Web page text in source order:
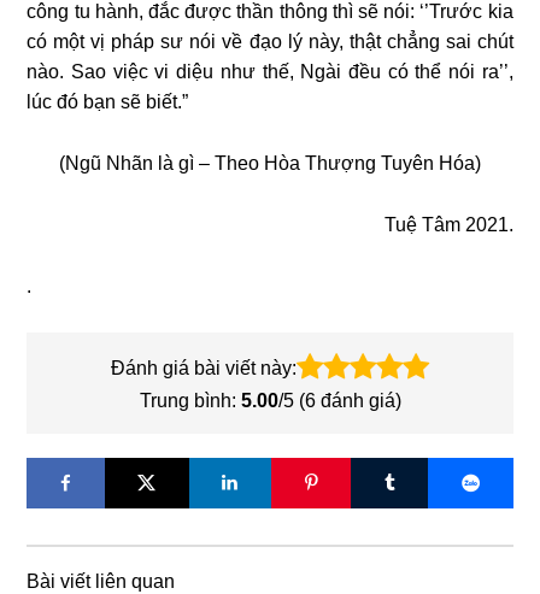
công tu hành, đắc được thần thông thì sẽ nói: ‘’Trước kia
có một vị pháp sư nói về đạo lý này, thật chẳng sai chút
nào. Sao việc vi diệu như thế, Ngài đều có thể nói ra’’,
lúc đó bạn sẽ biết.”
(Ngũ Nhãn là gì – Theo Hòa Thượng Tuyên Hóa)
Tuệ Tâm 2021.
.
Đánh giá bài viết này:
Trung bình: 5.00/5 (6đánh giá)
Bài viết liên quan